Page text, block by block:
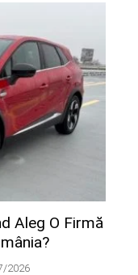
Aleg O Firmă
2026